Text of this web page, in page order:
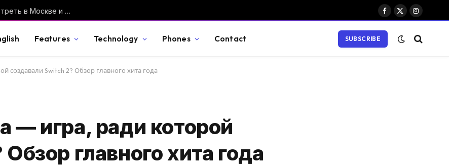
GTA VI покажут 27 августа: во сколько смотреть в Москве и что именно обещает Rockstar
Facebook
X
Instagram
Features Technology Phones Contact SUBSCRIBE
создавали Switch 2? Обзор главного хита года
— игра, ради которой
главного хита года